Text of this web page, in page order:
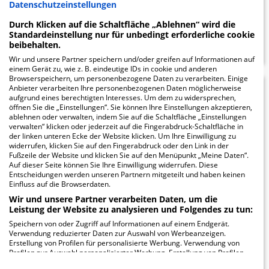
ZUM PROFIL
15.02
SINOVA Klinik für
Psychosomatik und
Psychotherapie
Aulendorf
Safranmoosstraße 5
88326 Aulendorf
ZUM PROFIL
Datenschutzeinstellungen
Durch Klicken auf die Schaltfläche „Ablehnen“ wird die
Standardeinstellung nur für unbedingt erforderliche cookie
beibehalten.
Wir und unsere Partner speichern und/oder greifen auf Informationen auf
einem Gerät zu, wie z. B. eindeutige IDs in cookie und anderen
Browserspeichern, um personenbezogene Daten zu verarbeiten. Einige
Anbieter verarbeiten Ihre personenbezogenen Daten möglicherweise
aufgrund eines berechtigten Interesses. Um dem zu widersprechen,
öffnen Sie die „Einstellungen“. Sie können Ihre Einstellungen akzeptieren,
ablehnen oder verwalten, indem Sie auf die Schaltfläche „Einstellungen
verwalten“ klicken oder jederzeit auf die Fingerabdruck-Schaltfläche in
der linken unteren Ecke der Website klicken. Um Ihre Einwilligung zu
widerrufen, klicken Sie auf den Fingerabdruck oder den Link in der
Fußzeile der Website und klicken Sie auf den Menüpunkt „Meine Daten“.
Auf dieser Seite können Sie Ihre Einwilligung widerrufen. Diese
Entscheidungen werden unseren Partnern mitgeteilt und haben keinen
Einfluss auf die Browserdaten.
Wir und unsere Partner verarbeiten Daten, um die
Leistung der Website zu analysieren und Folgendes zu tun:
Speichern von oder Zugriff auf Informationen auf einem Endgerät.
Verwendung reduzierter Daten zur Auswahl von Werbeanzeigen.
Erstellung von Profilen für personalisierte Werbung. Verwendung von
Profilen zur Auswahl personalisierter Werbung. Erstellung von Profilen